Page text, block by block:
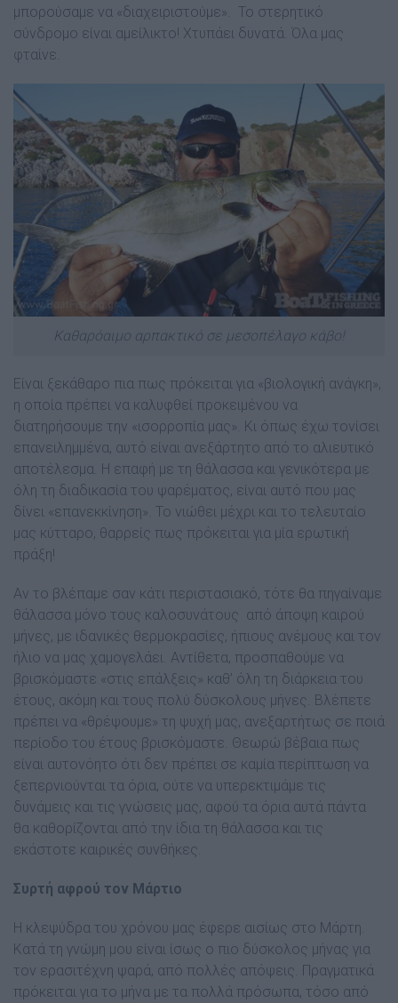
µπορούσαµε να «διαχειριστούµε».
Το στερητικό
σύνδροµο είναι αµείλικτο! Χτυπάει δυνατά. Όλα µας
φταίνε.
Καθαρόαιμο αρπακτικό σε μεσοπέλαγο κάβο!
Είναι ξεκάθαρο πια πως πρόκειται για «βιολογική ανάγκη»,
η οποία πρέπει να καλυφθεί προκειμένου να
διατηρήσουµε την «ισορροπία µας». Κι όπως έχω τονίσει
επανειληµµένα, αυτό είναι ανεξάρτητο από το αλιευτικό
αποτέλεσμα. Η επαφή µε τη θάλασσα και γενικότερα µε
όλη τη διαδικασία του ψαρέματος, είναι αυτό που µας
δίνει «επανεκκίνηση». Το νιώθει µέχρι και το τελευταίο
µας κύτταρο, θαρρείς πως πρόκειται για µία ερωτική
πράξη!
Aν το βλέπαμε σαν κάτι περιστασιακό, τότε θα πηγαίναμε
θάλασσα µόνο τους καλοσυνάτους από άποψη καιρού
µήνες, µε ιδανικές θερµοκρασίες, ήπιους ανέµους και τον
ήλιο να µας χαµογελάει. Αντίθετα, προσπαθούμε να
βρισκόμαστε «στις επάλξεις» καθ’ όλη τη διάρκεια του
έτους, ακόµη και τους πολύ δύσκολους µήνες. Βλέπετε
πρέπει να «θρέψουµε» τη ψυχή µας, ανεξαρτήτως σε ποιά
περίοδο του έτους βρισκόµαστε. Θεωρώ βέβαια πως
είναι αυτονόητο ότι δεν πρέπει σε καµία περίπτωση να
ξεπερνιούνται τα όρια, ούτε να υπερεκτιµάµε τις
δυνάµεις και τις γνώσεις µας, αφού τα όρια αυτά πάντα
θα καθορίζονται από την ίδια τη θάλασσα και τις
εκάστοτε καιρικές συνθήκες.
Συρτή αφρού τον Μάρτιο
Η κλεψύδρα του χρόνου µας έφερε αισίως στο Μάρτη.
Κατά τη γνώµη µου είναι ίσως ο πιο δύσκολος µήνας για
τον ερασιτέχνη ψαρά, από πολλές απόψεις. Πραγµατικά
πρόκειται για το µήνα µε τα πολλά πρόσωπα, τόσο από